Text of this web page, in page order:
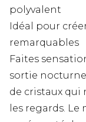
polyvalent
Idéal pour
remarquables
Faites
sortie
de cristaux qui
les regards.